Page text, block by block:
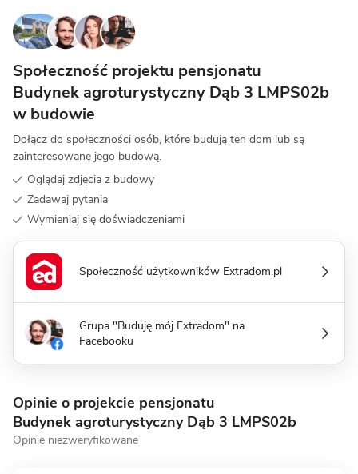
Społeczność projektu pensjonatu
Budynek agroturystyczny Dąb 3 LMPS02b
w budowie
Dołącz do społeczności osób, które budują ten dom lub są
zainteresowane jego budową.
Oglądaj zdjęcia z budowy
Zadawaj pytania
Wymieniaj się doświadczeniami
Społeczność użytkowników Extradom.pl
Grupa "Buduję mój Extradom" na
Facebooku
Opinie o projekcie pensjonatu
Budynek agroturystyczny Dąb 3 LMPS02b
Opinie niezweryfikowane